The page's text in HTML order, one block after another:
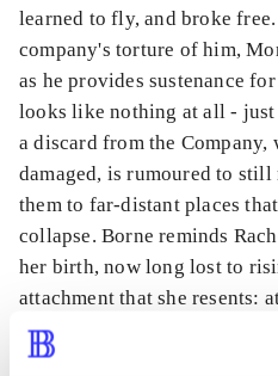
learned to fly, and broke
company's torture of him,
as he provides sustenance
looks like nothing at all - just
a discard from the
damaged, is rumoured to still
them to far-distant places
collapse. Borne reminds
her birth, now long lost to
attachment that she resents:
this world any weakness can